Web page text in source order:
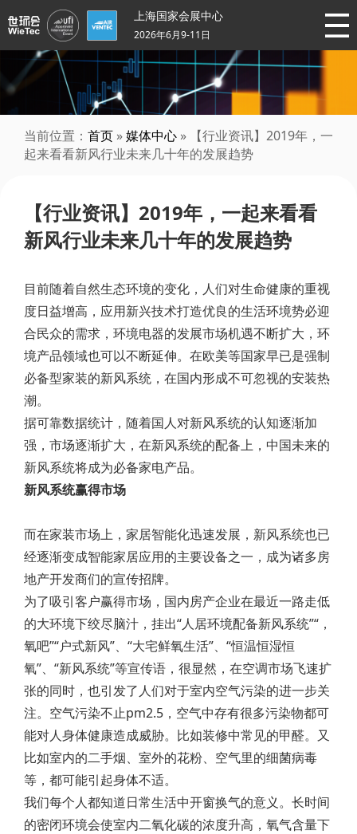
上海国家会展中心
2026年6月9-11日
当前位置： 首页 »媒体中心 » 【行业资讯】2019年，一
起来看看新风行业未来几十年的发展趋势
【行业资讯】2019年，一起来看看
新风行业未来几十年的发展趋势
目前随着自然生态环境的变化，人们对生命健康的重视
度日益增高，应用新兴技术打造优良的生活环境势必迎
合民众的需求，环境电器的发展市场机遇不断扩大，环
境产品领域也可以不断延伸。在欧美等国家早已是强制
必备型家装的新风系统，在国内形成不可忽视的安装热
潮。
据可靠数据统计，随着国人对新风系统的认知逐渐加
强，市场逐渐扩大，在新风系统的配备上，中国未来的
新风系统将成为必备家电产品。
新风系统赢得市场
而在家装市场上，家居智能化迅速发展，新风系统也已
经逐渐变成智能家居应用的主要设备之一，成为诸多房
地产开发商们的宣传招牌。
为了吸引客户赢得市场，国内房产企业在最近一路走低
的大环境下绞尽脑汁，挂出“人居环境配备新风系统”“，
氧吧”“户式新风”、“大宅鲜氧生活”、“恒温恒湿恒
氧”、“新风系统”等宣传语，很显然，在空调市场飞速扩
张的同时，也引发了人们对于室内空气污染的进一步关
注。空气污染不止pm2.5，空气中存有很多污染物都可
能对人身体健康造成威胁。比如装修中常见的甲醛。又
比如室内的二手烟、室外的花粉、空气里的细菌病毒
等，都可能引起身体不适。
我们每个人都知道日常生活中开窗换气的意义。长时间
的密闭环境会使室内二氧化碳的浓度升高，氧气含量下